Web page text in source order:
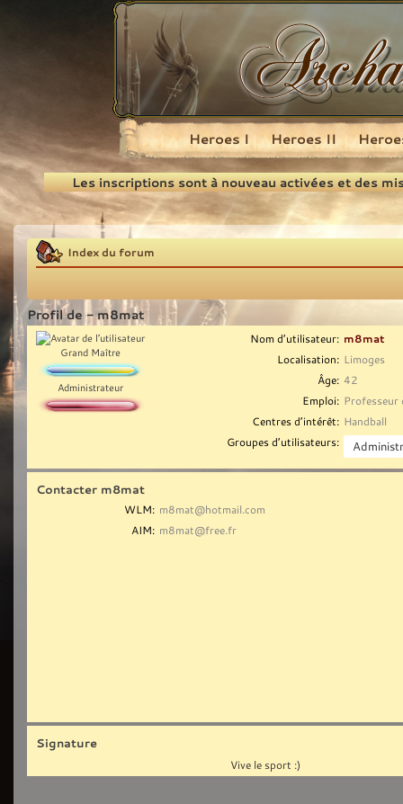
Recherche
Heroes I Heroes II
Les inscriptions sont à nouveau activées et des
Index du forum
Profil de - m8mat
Grand Maître
Administrateur
Nom d’utilisateur: m8mat
Localisation: Limoges
Âge: 42
Emploi: Professeur
Centres d’intérêt: Handball
Groupes d’utilisateurs:
Contacter m8mat
WLM: m8mat@hotmail.com
AIM: m8mat@free.fr
Signature
Vive le sport :)